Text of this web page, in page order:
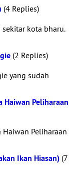
(4 Replies)
sekitar kota bharu.
(2 Replies)
yang sudah
Haiwan Peliharaan
Haiwan Peliharaan
Ikan Hiasan) (7